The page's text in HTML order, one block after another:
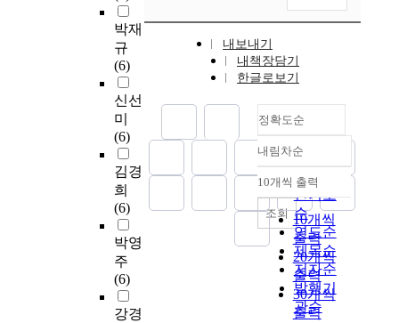
박재
규
(6)
신선
미
(6)
김경
희
(6)
박영
주
(6)
강경
내보내기
내책장담기
한글로보기
정확도순
정확도
순
인기도
순
연도순
제목순
저자순
발행기
관순
내림차순
내림차순
10개씩 출력
10개씩
출력
20개씩
출력
30개씩
출력
조회